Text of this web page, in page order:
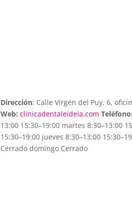
Dirección: Calle Virgen del Puy, 6,
Web: clinicadentaleideia.com Teléfono:
13:00 15:30–19:00 martes 8:30–13:00
15:30–19:00 jueves 8:30–13:00
Cerrado domingo Cerrado